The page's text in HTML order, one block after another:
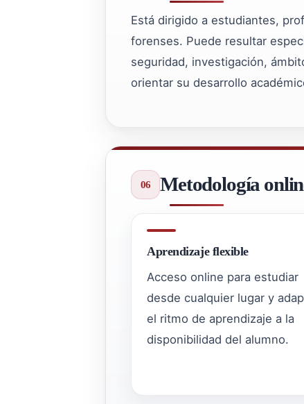
Está dirigido a estudiantes,
forenses. Puede resultar
seguridad, investigación,
orientar su desarrollo
Metodología
Aprendizaje flexible
Acceso online para estudiar
desde cualquier lugar y
el ritmo de aprendizaje a la
disponibilidad del alumno.